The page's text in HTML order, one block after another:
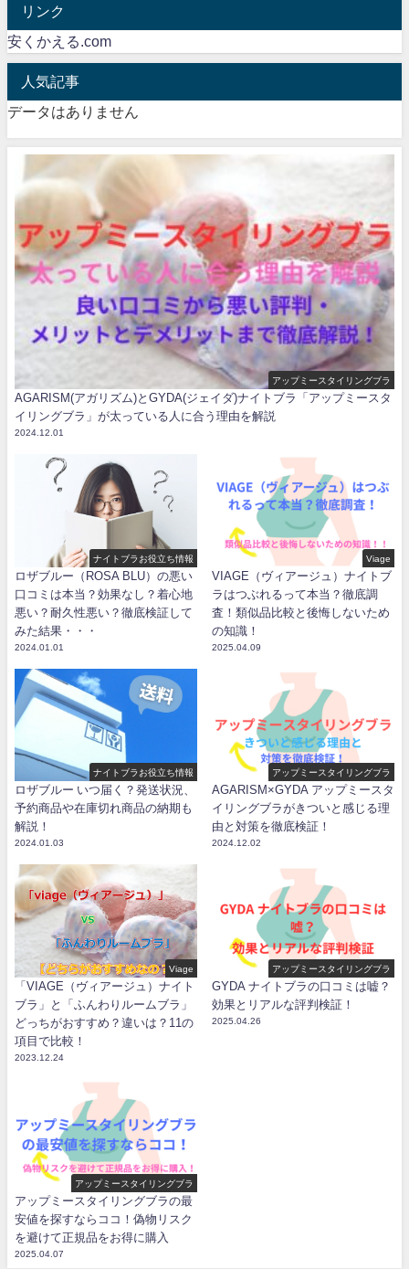
リンク
安くかえる.com
人気記事
データはありません
アップミースタイリングブラ
AGARISM(アガリズム)とGYDA(ジェイダ)ナイトブラ「アップミースタ
イリングブラ」が太っている人に合う理由を解説
2024.12.01
ナイトブラお役立ち情報
ロザブルー（ROSA BLU）の悪い
口コミは本当？効果なし？着心地
悪い？耐久性悪い？徹底検証して
みた結果・・・
2024.01.01
Viage
VIAGE（ヴィアージュ）ナイトブ
ラはつぶれるって本当？徹底調
査！類似品比較と後悔しないため
の知識！
2025.04.09
ナイトブラお役立ち情報
ロザブルー いつ届く？発送状況、
予約商品や在庫切れ商品の納期も
解説！
2024.01.03
アップミースタイリングブラ
AGARISM×GYDA アップミースタ
イリングブラがきついと感じる理
由と対策を徹底検証！
2024.12.02
Viage
「VIAGE（ヴィアージュ）ナイト
ブラ」と「ふんわりルームブラ」
どっちがおすすめ？違いは？11の
項目で比較！
2023.12.24
アップミースタイリングブラ
GYDA ナイトブラの口コミは嘘？
効果とリアルな評判検証！
2025.04.26
アップミースタイリングブラ
アップミースタイリングブラの最
安値を探すならココ！偽物リスク
を避けて正規品をお得に購入
2025.04.07